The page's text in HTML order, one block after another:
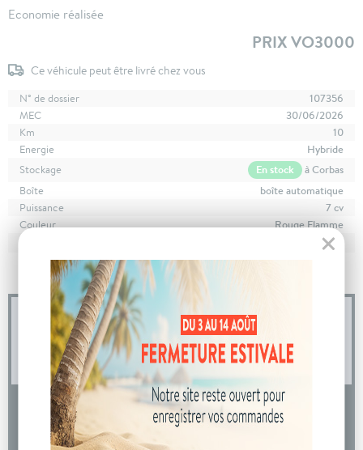
Economie réalisée
PRIX VO3000
Ce véhicule peut être livré chez vous
N° de dossier
107356
MEC
30/06/2026
Km
10
Energie
Hybride
Stockage
En stock
à Corbas
Boîte
boîte automatique
Puissance
7 cv
Couleur
Rouge Flamme
CO
107 g/km
04 73 14 64 14
(Prix d'un appel local)
DEMANDE D'INFORMATIONS